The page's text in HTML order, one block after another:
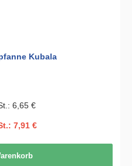
Kubala
6,65 €
7,91 €